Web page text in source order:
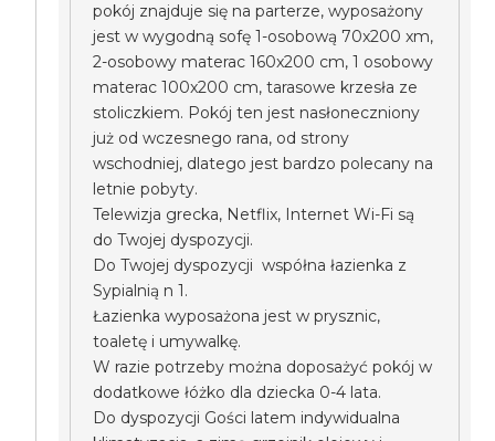
pokój znajduje się na parterze, wyposażony
jest w wygodną sofę 1-osobową 70x200 xm,
2-osobowy materac 160x200 cm, 1 osobowy
materac 100x200 cm, tarasowe krzesła ze
stoliczkiem. Pokój ten jest nasłoneczniony
już od wczesnego rana, od strony
wschodniej, dlatego jest bardzo polecany na
letnie pobyty.
Telewizja grecka, Netflix, Internet Wi-Fi są
do Twojej dyspozycji.
Do Twojej dyspozycji współna łazienka z
Sypialnią n 1.
Łazienka wyposażona jest w prysznic,
toaletę i umywalkę.
W razie potrzeby można doposażyć pokój w
dodatkowe łóżko dla dziecka 0-4 lata.
Do dyspozycji Gości latem indywidualna